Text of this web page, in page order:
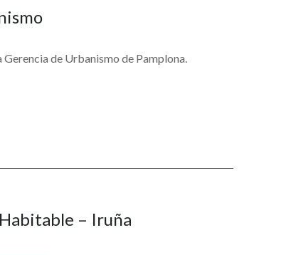
de Urbanismo de Pamplona.
– Iruña